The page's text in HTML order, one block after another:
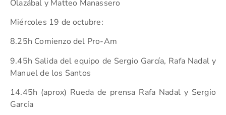
Olazábal y Matteo Manassero
Miércoles 19 de octubre:
8.25h Comienzo del Pro-Am
9.45h Salida del equipo de Sergio García, Rafa Nadal y
Manuel de los Santos
14.45h (aprox) Rueda de prensa Rafa Nadal y Sergio
García